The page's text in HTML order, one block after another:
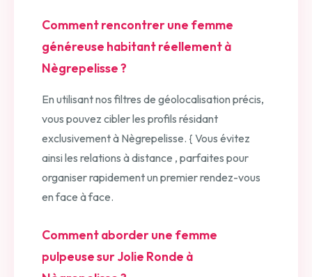
Comment rencontrer une femme
généreuse habitant réellement à
Nègrepelisse ?
En utilisant nos filtres de géolocalisation précis,
vous pouvez cibler les profils résidant
exclusivement à Nègrepelisse. { Vous évitez
ainsi les relations à distance , parfaites pour
organiser rapidement un premier rendez-vous
en face à face.
Comment aborder une femme
pulpeuse sur Jolie Ronde à